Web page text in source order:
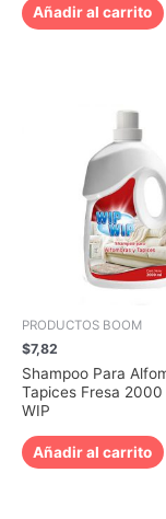
Añadir al carrito
PRODUCTOS BOOM
$7,82
Shampoo Para
Tapices Fresa 2000
WIP
Añadir al carrito